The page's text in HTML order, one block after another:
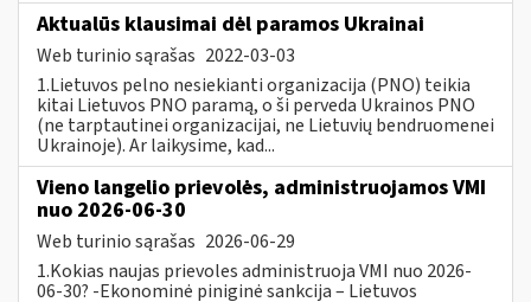
Aktualūs klausimai dėl paramos Ukrainai
Web turinio sąrašas 2022-03-03
1.Lietuvos pelno nesiekianti organizacija (PNO) teikia
kitai Lietuvos PNO paramą, o ši perveda Ukrainos PNO
(ne tarptautinei organizacijai, ne Lietuvių bendruomenei
Ukrainoje). Ar laikysime, kad...
Vieno langelio prievolės, administruojamos VMI
nuo 2026-06-30
Web turinio sąrašas 2026-06-29
1.Kokias naujas prievoles administruoja VMI nuo 2026-
06-30? -Ekonominė piniginė sankcija – Lietuvos